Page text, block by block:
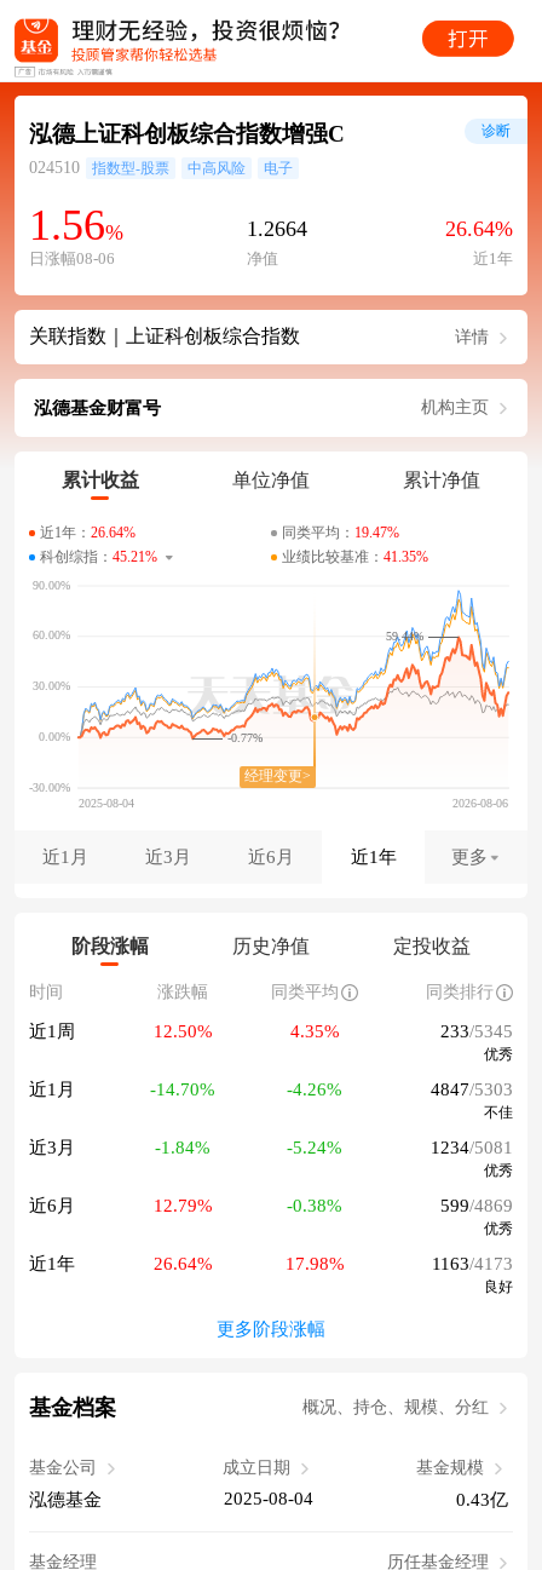
泓德上证科创板综合指数增强C
024510 指数型-股票 中高风险 电子
1.56%
日涨幅08-06
1.2664
净值
26.64%
近1年
诊断
关联指数｜上证科创板综合指数 详情
泓德基金财富号 机构主页
累计收益 单位净值 累计净值
近1年： 26.64% 同类平均： 19.47%
科创综指： 45.21% 业绩比较基准： 41.35%
-0.77%
59.44%
近1月 近3月 近6月 近1年 更多
阶段涨幅 历史净值 定投收益
时间 涨跌幅 同类平均 同类排行
近1周 12.50% 4.35% 233/5345
优秀
近1月 -14.70% -4.26% 4847/5303
不佳
近3月 -1.84% -5.24% 1234/5081
优秀
近6月 12.79% -0.38% 599/4869
优秀
近1年 26.64% 17.98% 1163/4173
良好
更多阶段涨幅
基金档案 概况、持仓、规模、分红
基金公司
泓德基金
成立日期
2025-08-04
基金规模
0.43亿
基金经理 历任基金经理